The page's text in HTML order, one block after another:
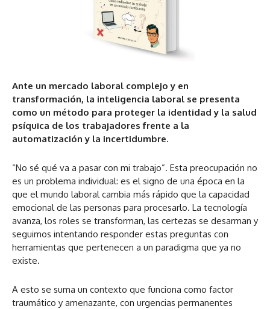
Ante un mercado laboral complejo y en
transformación, la inteligencia laboral se presenta
como un método para proteger la identidad y la salud
psíquica de los trabajadores frente a la
automatización y la incertidumbre.
“No sé qué va a pasar con mi trabajo”. Esta preocupación no
es un problema individual: es el signo de una época en la
que el mundo laboral cambia más rápido que la capacidad
emocional de las personas para procesarlo. La tecnología
avanza, los roles se transforman, las certezas se desarman y
seguimos intentando responder estas preguntas con
herramientas que pertenecen a un paradigma que ya no
existe.
A esto se suma un contexto que funciona como factor
traumático y amenazante, con urgencias permanentes